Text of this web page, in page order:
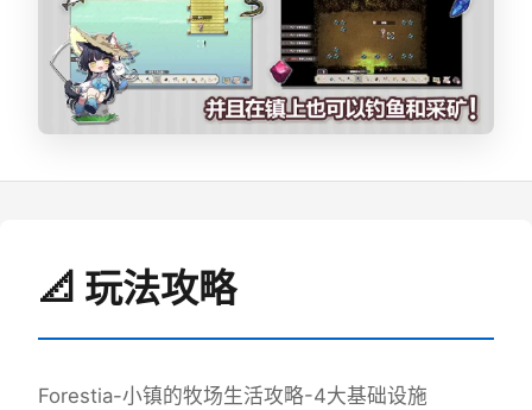
📐 玩法攻略
Forestia-小镇的牧场生活攻略-4大基础设施